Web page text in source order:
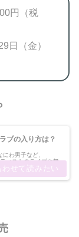
円（税
日（金）
ブの入り方は？
わ男子など、
ィストのライブや舞
ンクラブへの入会は
」（フジテレビ系）